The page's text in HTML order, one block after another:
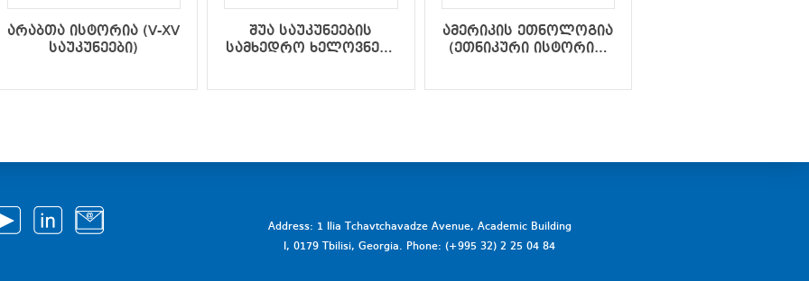
არაბთა ისტორია (V-XV
საუკუნეები)
შუა საუკუნეების
სამხედრო ხელოვნება
ამერიკის ეთნოლოგია
(ეთნიკური ისტორია,
Address: 1 Ilia Tchavtchavadze Avenue, Academic Building
I, 0179 Tbilisi, Georgia. Phone: (+995 32) 2 25 04 84